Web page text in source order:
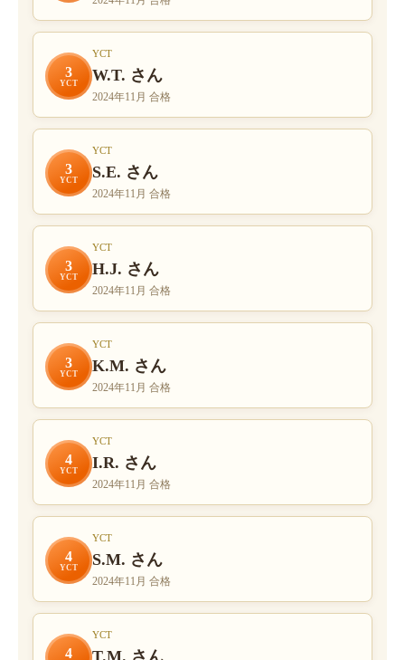
3
YCT
YCT
W.T. さん
2024年11月 合格
3
YCT
YCT
S.E. さん
2024年11月 合格
3
YCT
YCT
H.J. さん
2024年11月 合格
3
YCT
YCT
K.M. さん
2024年11月 合格
4
YCT
YCT
I.R. さん
2024年11月 合格
4
YCT
YCT
S.M. さん
2024年11月 合格
4
YCT
T.M. さん